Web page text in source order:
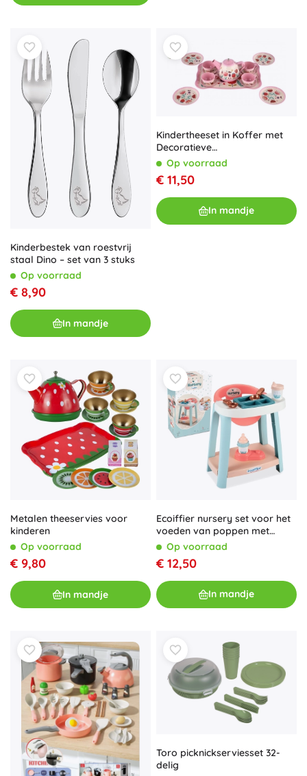
Kinderbestek van roestvrij
staal Dino – set van 3 stuks
Op voorraad
€ 8,90
In mandje
Kindertheeset in Koffer met
Decoratieve
Bloemenmotieven
Op voorraad
€ 11,50
In mandje
Metalen theeservies voor
kinderen
Op voorraad
€ 9,80
In mandje
Ecoiffier nursery set voor het
voeden van poppen met
kinderstoel en accessoires, 7
delen
Op voorraad
€ 12,50
In mandje
Toro picknickserviesset 32-
delig